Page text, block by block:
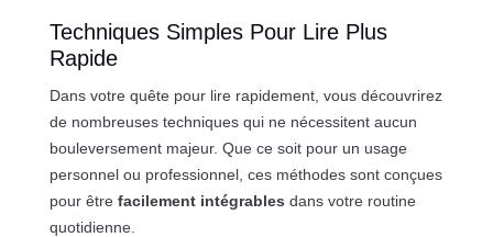
Techniques Simples Pour Lire Plus
Rapide
Dans votre quête pour lire rapidement, vous découvrirez
de nombreuses techniques qui ne nécessitent aucun
bouleversement majeur. Que ce soit pour un usage
personnel ou professionnel, ces méthodes sont conçues
pour être facilement intégrables dans votre routine
quotidienne.